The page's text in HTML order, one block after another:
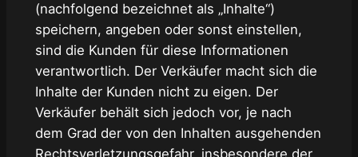
(nachfolgend bezeichnet als „Inhalte“)
speichern, angeben oder sonst einstellen,
sind die Kunden für diese Informationen
verantwortlich. Der Verkäufer macht sich die
Inhalte der Kunden nicht zu eigen. Der
Verkäufer behält sich jedoch vor, je nach
dem Grad der von den Inhalten ausgehenden